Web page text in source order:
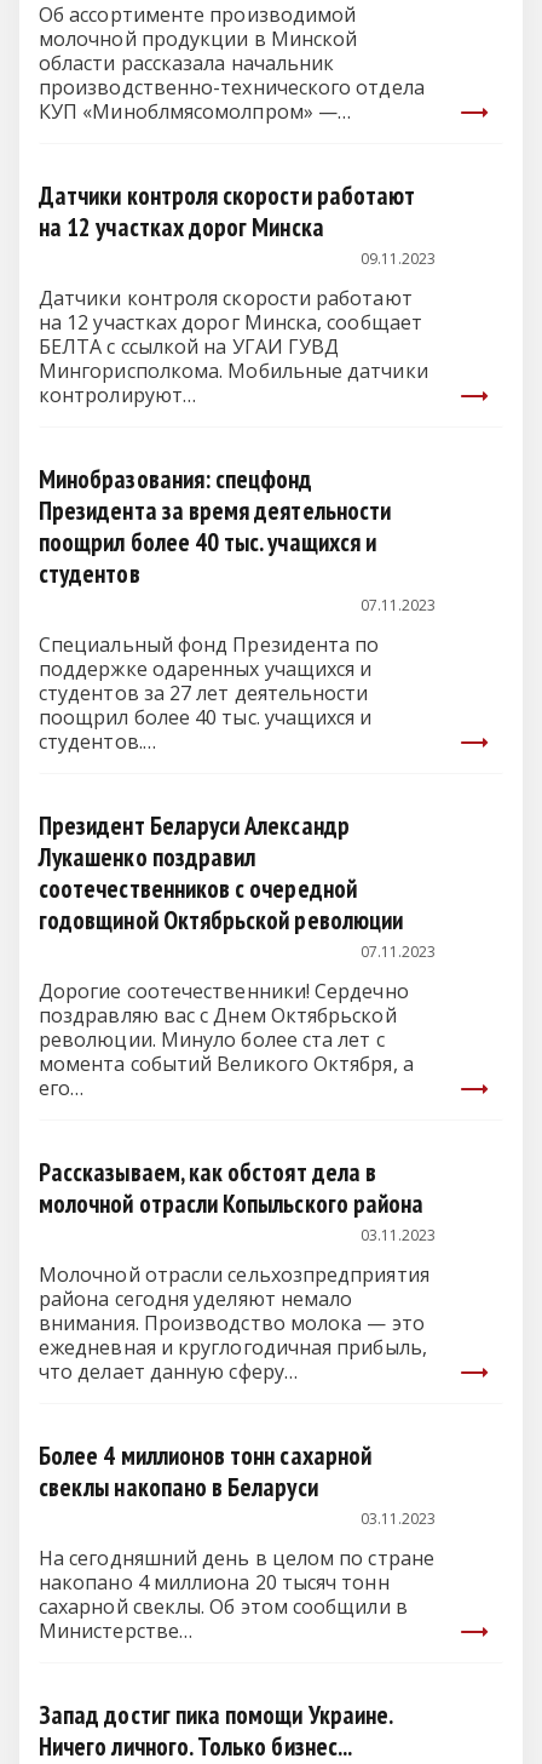
Об ассортименте производимой
молочной продукции в Минской
области рассказала начальник
производственно-технического отдела
КУП «Миноблмясомолпром» —
Датчики контроля скорости работают
на 12 участках дорог Минска
09.11.2023
Датчики контроля скорости работают
на 12 участках дорог Минска, сообщает
БЕЛТА с ссылкой на УГАИ ГУВД
Мингорисполкома. Мобильные датчики
контролируют…
Минобразования: спецфонд
Президента за время деятельности
поощрил более 40 тыс. учащихся и
студентов
07.11.2023
Специальный фонд Президента по
поддержке одаренных учащихся и
студентов за 27 лет деятельности
поощрил более 40 тыс. учащихся и
студентов.…
Президент Беларуси Александр
Лукашенко поздравил
соотечественников с очередной
годовщиной Октябрьской революции
07.11.2023
Дорогие соотечественники! Сердечно
поздравляю вас с Днем Октябрьской
революции. Минуло более ста лет с
момента событий Великого Октября, а
его…
Рассказываем, как обстоят дела в
молочной отрасли Копыльского района
03.11.2023
Молочной отрасли сельхозпредприятия
района сегодня уделяют немало
внимания. Производство молока — это
ежедневная и круглогодичная прибыль,
что делает данную сферу…
Более 4 миллионов тонн сахарной
свеклы накопано в Беларуси
03.11.2023
На сегодняшний день в целом по стране
накопано 4 миллиона 20 тысяч тонн
сахарной свеклы. Об этом сообщили в
Министерстве…
Запад достиг пика помощи Украине.
Ничего личного. Только бизнес...